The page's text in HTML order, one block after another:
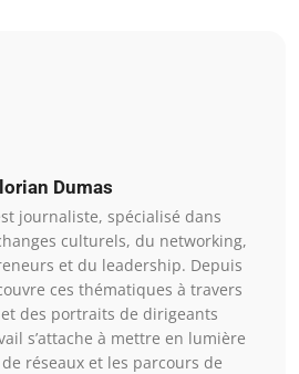
Dumas
journaliste, spécialisé dans
culturels, du networking,
et du leadership. Depuis
ces thématiques à travers
des portraits de dirigeants
s’attache à mettre en lumière
réseaux et les parcours de